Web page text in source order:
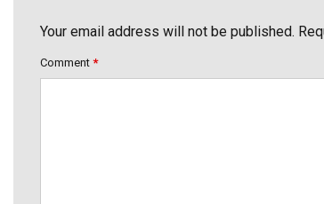
Your email address will not be published.
Comment *